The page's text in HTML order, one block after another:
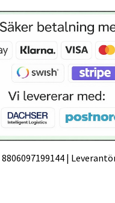
8806097199144 |